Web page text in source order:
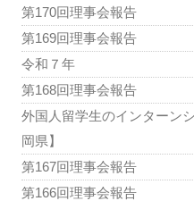
第170回理事会報告
第169回理事会報告
令和７年
第168回理事会報告
外国人留学生のインターン
岡県】
第167回理事会報告
第166回理事会報告